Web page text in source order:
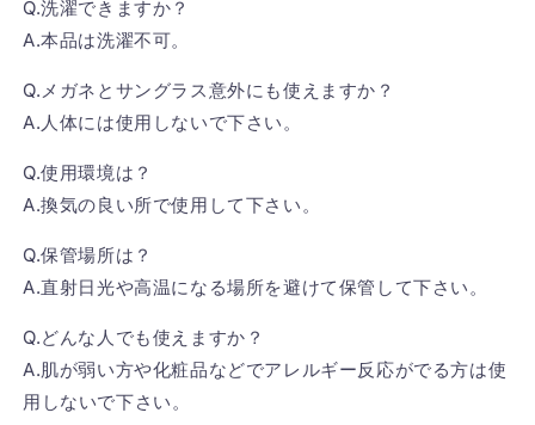
Q.洗濯できますか？
A.本品は洗濯不可。
Q.メガネとサングラス意外にも使えますか？
A.人体には使用しないで下さい。
Q.使用環境は？
A.換気の良い所で使用して下さい。
Q.保管場所は？
A.直射日光や高温になる場所を避けて保管して下さい。
Q.どんな人でも使えますか？
A.肌が弱い方や化粧品などでアレルギー反応がでる方は使
用しないで下さい。